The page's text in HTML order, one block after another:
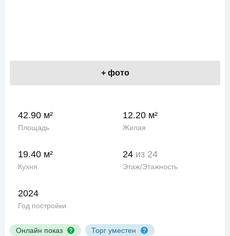
Онлайн показ
Торг уместен
+ фото
42.90 м²
Площадь
12.20 м²
Жилая
19.40 м²
Кухня
24 из 24
Этаж/Этажность
2024
Год постройки